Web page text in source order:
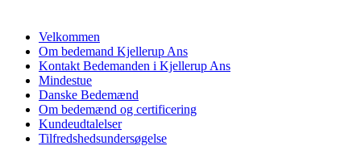
Velkommen
Om bedemand Kjellerup Ans
Kontakt Bedemanden i Kjellerup Ans
Mindestue
Danske Bedemænd
Om bedemænd og certificering
Kundeudtalelser
Tilfredshedsundersøgelse